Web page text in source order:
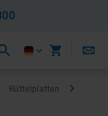
Rüttelplatten